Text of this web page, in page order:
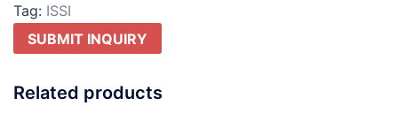
Tag: ISSI
SUBMIT INQUIRY
Related products